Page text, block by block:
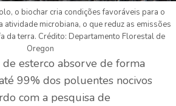
o biochar cria condições favoráveis ​​para o
atividade microbiana, o que reduz as emissões
da terra. Crédito: Departamento Florestal de
Oregon
de esterco absorve de forma
99% dos poluentes nocivos
com a pesquisa de